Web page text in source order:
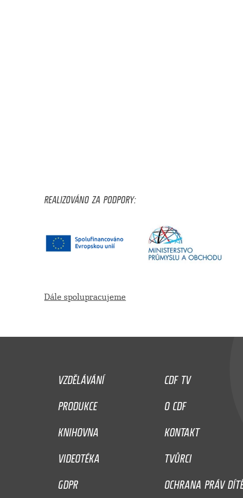
REALIZOVÁNO ZA PODPORY:
Dále spolupracujeme
VZDĚLÁVÁNÍ
CDF TV
PRODUKCE
O CDF
KNIHOVNA
KONTAKT
VIDEOTÉKA
TVŮRCI
GDPR
OCHRANA PRÁV